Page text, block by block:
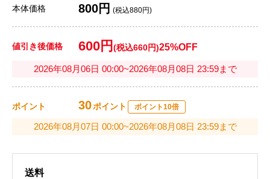
本体価格 800円 (税込880円)
値引き後価格 600円 (税込660円)25%OFF
2026年08月06日 00:00~2026年08月08日 23:59まで
ポイント 30ポイント ポイント10倍
2026年08月07日 00:00~2026年08月08日 23:59まで
送料